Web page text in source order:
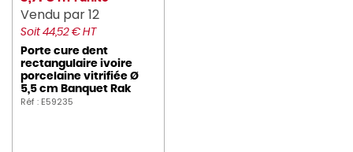
Vendu par 12
Soit 44,52 € HT
Porte cure dent
rectangulaire ivoire
porcelaine vitrifiée Ø
5,5 cm Banquet Rak
Réf : E59235